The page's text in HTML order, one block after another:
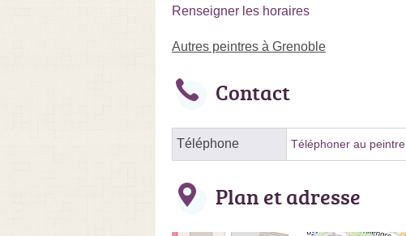
Renseigner les horaires
Autres peintres à Grenoble
Contact
Téléphone Téléphoner au peintre
Plan et adresse